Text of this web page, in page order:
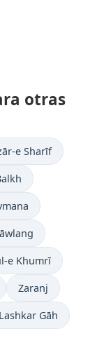
otras
e Sharīf
e Khumrī
Zaranj
Lashkar Gāh